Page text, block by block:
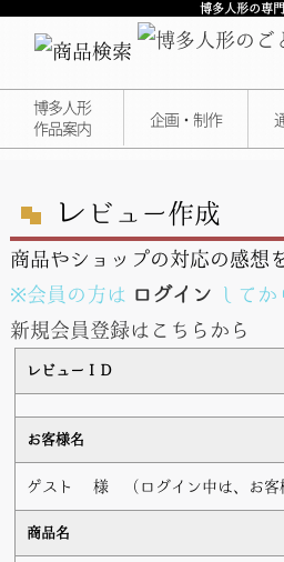
博多人形の専
博多人形
作品案内
企画・制作
レ ビュー作成
商品やショップの対応の感想
※会員の方は ログイン してか
新規会員登録はこちらから
レビューＩＤ
お客様名
ゲスト 様 （ログイン中は、お客
商品名